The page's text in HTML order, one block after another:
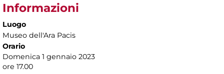
Informazioni
Luogo
Museo dell'Ara Pacis
Orario
Domenica 1 gennaio 2023
ore 17.00